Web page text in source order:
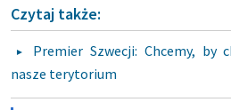
Czytaj także:
Premier Szwecji: Chcemy, by
nasze terytorium